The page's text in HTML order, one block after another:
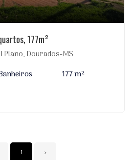
177m²
Plano, Dourados-MS
177 m²
1 ›